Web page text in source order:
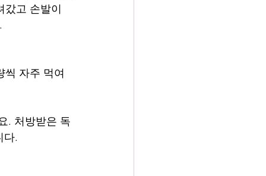
갔고 손발이
씩 자주 먹여
. 처방받은 독
다.